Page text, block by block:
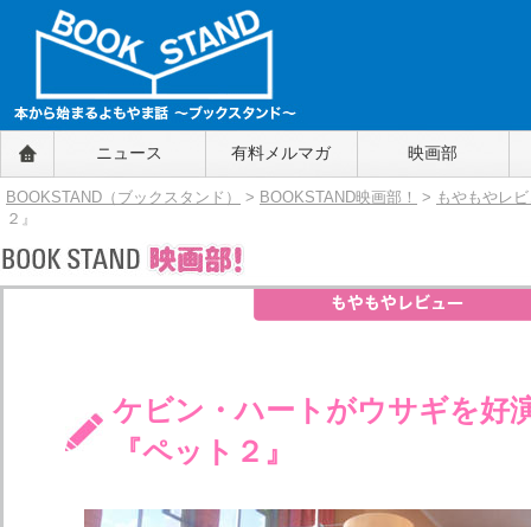
BOOKSTAND（ブックスタンド）
～本から始まるよもやま話～
BOOKSTAND（ブ
ックスタンド）
ニュース 有料メルマガ 映画部
BOOKSTAND（ブックスタンド） > BOOKSTAND映画部！ > もやもやレ
２』
ケビン・ハートがウサギを好
『ペット２』